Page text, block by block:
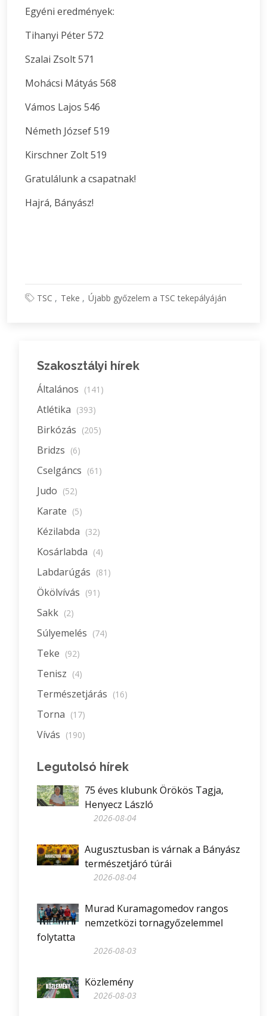
Egyéni eredmények:
Tihanyi Péter 572
Szalai Zsolt 571
Mohácsi Mátyás 568
Vámos Lajos 546
Németh József 519
Kirschner Zolt 519
Gratulálunk a csapatnak!
Hajrá, Bányász!
TSC Teke Újabb győzelem a TSC tekepályáján
Szakosztályi hírek
Általános (141)
Atlétika (393)
Birkózás (205)
Bridzs (6)
Cselgáncs (61)
Judo (52)
Karate (5)
Kézilabda (32)
Kosárlabda (4)
Labdarúgás (81)
Ökölvívás (91)
Sakk (2)
Súlyemelés (74)
Teke (92)
Tenisz (4)
Természetjárás (16)
Torna (17)
Vívás (190)
Legutolsó hírek
75 éves klubunk Örökös Tagja,
Henyecz László
2026-08-04
Augusztusban is várnak a Bányász
természetjáró túrái
2026-08-04
Murad Kuramagomedov rangos
nemzetközi tornagyőzelemmel
folytatta
2026-08-03
Közlemény
2026-08-03